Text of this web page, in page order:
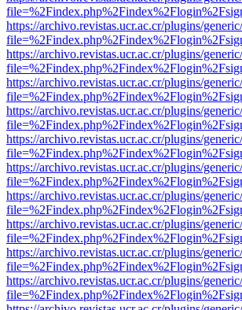
https://archivo.revistas.ucr.ac.cr/plugins/
https://archivo.revistas.ucr.ac.cr/plugins/
https://archivo.revistas.ucr.ac.cr/plugins/
https://archivo.revistas.ucr.ac.cr/plugins/
https://archivo.revistas.ucr.ac.cr/plugins/
https://archivo.revistas.ucr.ac.cr/plugins/
https://archivo.revistas.ucr.ac.cr/plugins/
https://archivo.revistas.ucr.ac.cr/plugins/
https://archivo.revistas.ucr.ac.cr/plugins/
https://archivo.revistas.ucr.ac.cr/plugins/